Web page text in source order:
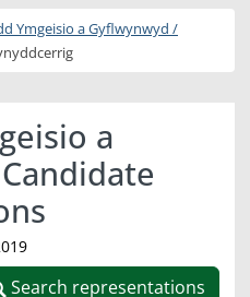
Ymgeisio a Gyflwynwyd /
a
Search representations
Search representations